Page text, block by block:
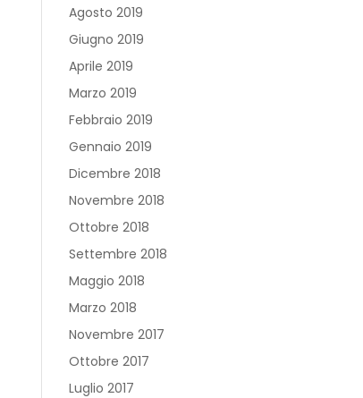
Agosto 2019
Giugno 2019
Aprile 2019
Marzo 2019
Febbraio 2019
Gennaio 2019
Dicembre 2018
Novembre 2018
Ottobre 2018
Settembre 2018
Maggio 2018
Marzo 2018
Novembre 2017
Ottobre 2017
Luglio 2017